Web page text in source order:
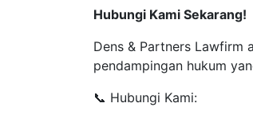
Hubungi Kami Sekarang!
Dens & Partners Lawfirm
pendampingan hukum
📞 Hubungi Kami: